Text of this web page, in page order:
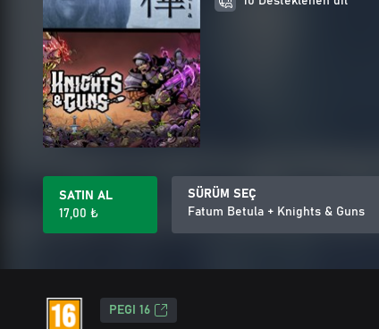
SATIN AL
17,00 ₺
SÜRÜM SEÇ
Fatum Betula + Knights & Guns
PEGI 16